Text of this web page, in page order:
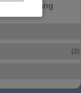
Besetzung
(2)